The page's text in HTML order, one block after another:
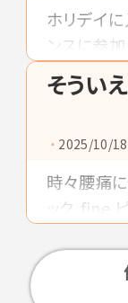
それと同
兼ねたホ
すネ❗
ホリデイ
ンスに参
運動など
クワクし
かってほ
そうい
2025/10/18
時々腰痛
ック、
しくトレ